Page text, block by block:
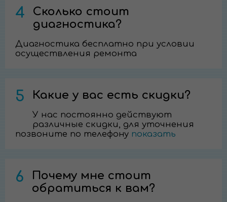
4
Сколько стоит
диагностика?
Диагностика бесплатно при условии
осуществления ремонта
5 Какие у вас есть скидки?
У нас постоянно действуют
различные скидки, для уточнения
позвоните по телефону показать
6
Почему мне стоит
обратиться к вам?